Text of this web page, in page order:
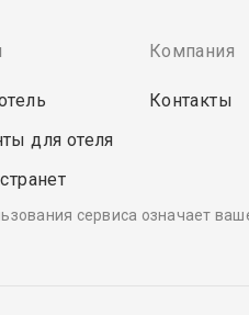
для отеля
Компания
Контакты
сервиса означает